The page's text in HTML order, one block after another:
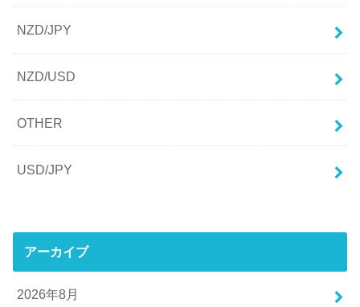
NZD/JPY
NZD/USD
OTHER
USD/JPY
アーカイブ
2026年8月